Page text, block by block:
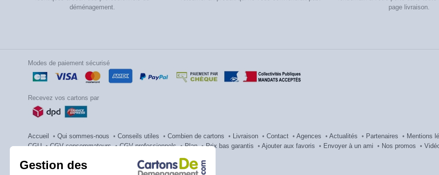
déménagement.
page livraison.
Modes de paiement sécurisé
Recevez vos cartons par
Accueil • Qui sommes-nous • Conseils utiles • Combien de cartons • Livraison • Contact • Agences • Actualités • Partenaires • Mentions
CGU•CGV consommateurs•CGV professionnels•Plan•Prix bas garantis • Ajouter aux favoris • Envoyer à un ami • Nos promos •